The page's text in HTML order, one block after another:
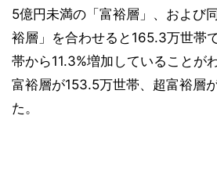
5億円未満の「富裕層」、および
裕層」を合わせると165.3万世帯
帯から11.3%増加していることが
富裕層が153.5万世帯、超富裕層
た。